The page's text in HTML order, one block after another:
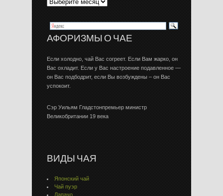
АФОРИЗМЫ О ЧАЕ
Если холодно, чай Вас согреет. Если Вам жарко, он
Вас охладит. Если у Вас настроение подавленное —
он Вас подбодрит, если Вы возбуждены – он Вас
успокоит.
Сэр Уильям Гладстонпремьер министр
Великобритании 19 века
ВИДЫ ЧАЯ
Японский чай
Чай пуэр
Лапачо